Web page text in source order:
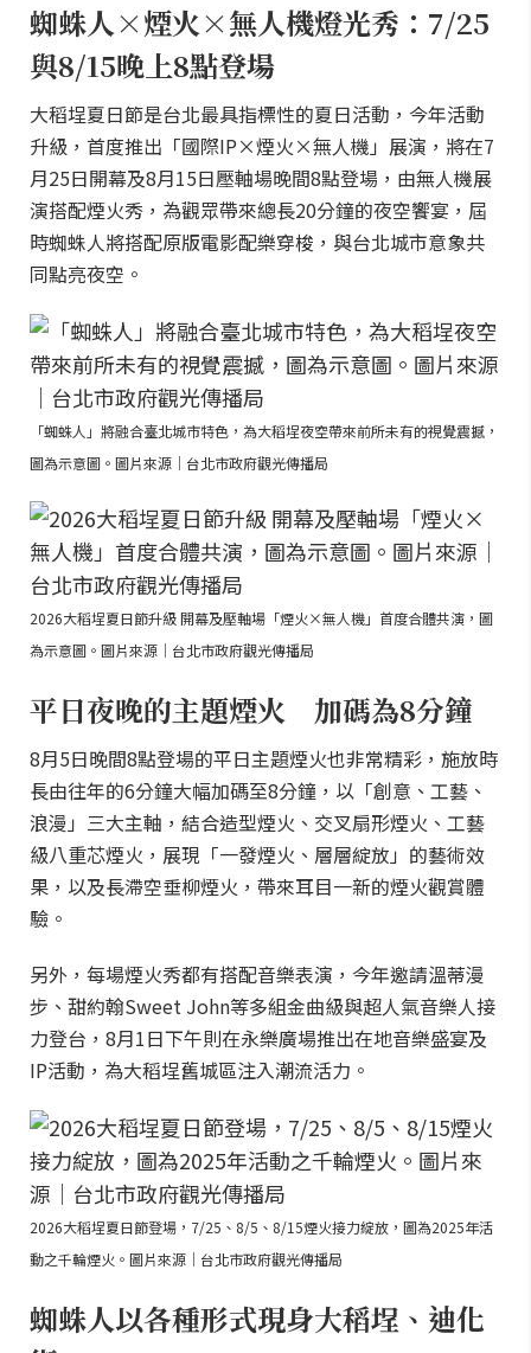
蜘蛛人×煙火×無人機燈光秀：7/25
與8/15晚上8點登場
大稻埕夏日節是台北最具指標性的夏日活動，今年活動
升級，首度推出「國際IP×煙火×無人機」展演，將在7
月25日開幕及8月15日壓軸場晚間8點登場，由無人機展
演搭配煙火秀，為觀眾帶來總長20分鐘的夜空饗宴，屆
時蜘蛛人將搭配原版電影配樂穿梭，與台北城市意象共
同點亮夜空。
「蜘蛛人」將融合臺北城市特色，為大稻埕夜空帶來前所未有的視覺震撼，
圖為示意圖。圖片來源｜台北市政府觀光傳播局
2026大稻埕夏日節升級 開幕及壓軸場「煙火×無人機」首度合體共演，圖
為示意圖。圖片來源｜台北市政府觀光傳播局
平日夜晚的主題煙火 加碼為8分鐘
8月5日晚間8點登場的平日主題煙火也非常精彩，施放時
長由往年的6分鐘大幅加碼至8分鐘，以「創意、工藝、
浪漫」三大主軸，結合造型煙火、交叉扇形煙火、工藝
級八重芯煙火，展現「一發煙火、層層綻放」的藝術效
果，以及長滯空垂柳煙火，帶來耳目一新的煙火觀賞體
驗。
另外，每場煙火秀都有搭配音樂表演，今年邀請溫蒂漫
步、甜約翰Sweet John等多組金曲級與超人氣音樂人接
力登台，8月1日下午則在永樂廣場推出在地音樂盛宴及
IP活動，為大稻埕舊城區注入潮流活力。
2026大稻埕夏日節登場，7/25、8/5、8/15煙火接力綻放，圖為2025年活
動之千輪煙火。圖片來源｜台北市政府觀光傳播局
蜘蛛人以各種形式現身大稻埕、迪化